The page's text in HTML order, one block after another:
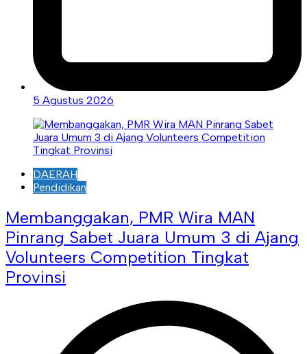
5 Agustus 2026
DAERAH
Pendidikan
Membanggakan, PMR Wira MAN
Pinrang Sabet Juara Umum 3 di Ajang
Volunteers Competition Tingkat
Provinsi